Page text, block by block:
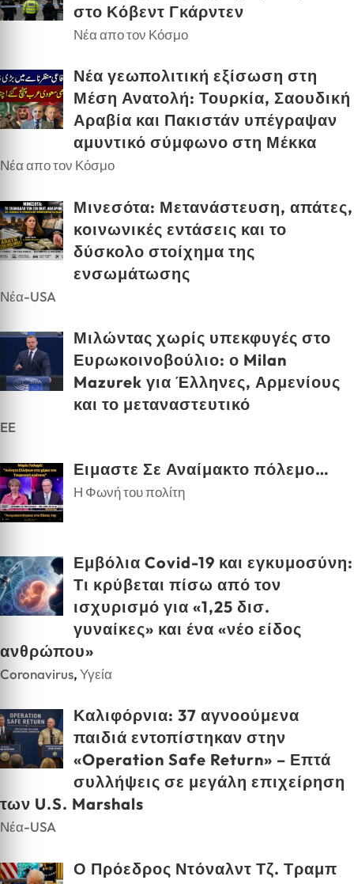
στο Κόβεντ Γκάρντεν
Νέα απο τον Κόσμο
Νέα γεωπολιτική εξίσωση στη
Μέση Ανατολή: Τουρκία, Σαουδική
Αραβία και Πακιστάν υπέγραψαν
αμυντικό σύμφωνο στη Μέκκα
Νέα απο τον Κόσμο
Μινεσότα: Μετανάστευση, απάτες,
κοινωνικές εντάσεις και το
δύσκολο στοίχημα της
ενσωμάτωσης
Νέα-USA
Μιλώντας χωρίς υπεκφυγές στο
Ευρωκοινοβούλιο: ο Milan
Mazurek για Έλληνες, Αρμενίους
και το μεταναστευτικό
EE
Ειμαστε Σε Αναίμακτο πόλεμο…
Η Φωνή του πολίτη
Εμβόλια Covid-19 και εγκυμοσύνη:
Τι κρύβεται πίσω από τον
ισχυρισμό για «1,25 δισ.
γυναίκες» και ένα «νέο είδος
ανθρώπου»
Coronavirus,Υγεία
Καλιφόρνια: 37 αγνοούμενα
παιδιά εντοπίστηκαν στην
«Operation Safe Return» – Επτά
συλλήψεις σε μεγάλη επιχείρηση
των U.S. Marshals
Νέα-USA
Ο Πρόεδρος Ντόναλντ Τζ. Τραμπ